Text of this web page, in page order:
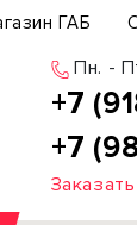
ГАБ
Пн. -
+7
+7